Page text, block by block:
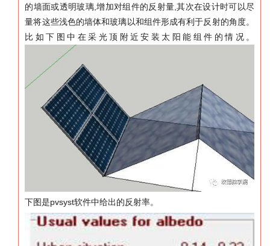
的墙面或透明玻璃,增加对组件的反射量,其次在设计时可以尽
量将这些浅色的墙体和玻璃以和组件形成有利于反射的角度。
比如下图中在采光顶附近安装太阳能组件的情况。
下图是pvsyst软件中给出的反射率。